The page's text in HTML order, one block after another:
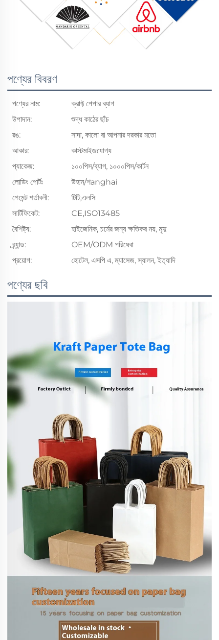
পণ্যের বিবরণ
পণ্যের নাম:
ক্রাফ্ট পেপার ব্যাগ
উপাদান:
শুদ্ধ কাঠের ছাঁচ
রঙ:
সাদা, কালো বা আপনার দরকার মতো
আকার:
কাস্টমাইজযোগ্য
প্যাকেজ:
১০০পিস/ব্যাগ, ১০০০পিস/কার্টন
লোডিং পোর্টঃ
উহান/শanghai
পেমেন্ট শর্তাবলী:
টিটি,এলসি
সার্টিফিকেট:
CE,ISO13485
বৈশিষ্ট্য:
হাইজেনিক, চর্মের জন্য ক্ষতিকর নয়, মৃদু
ব্র্যান্ড:
OEM/ODM পরিষেবা
প্রয়োগ:
হোটেল, এসপি এ, ম্যাসেজ, স্যালন, ইত্যাদি
পণ্যের ছবি